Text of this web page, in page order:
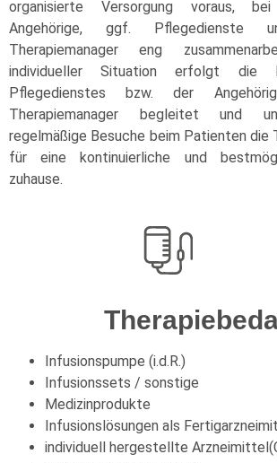
organisierte Versorgung voraus,
Angehörige, ggf. Pflegedienste
Therapiemanager eng
individueller Situation erfolgt die
Pflegedienstes bzw. der
Therapiemanager begleitet und
regelmäßige Besuche beim Patienten die
für eine kontinuierliche und
zuhause.
Infusionspumpe (i.d.R.)
Infusionssets / sonstige
Medizinprodukte
Infusionslösungen als
individuell hergestellte